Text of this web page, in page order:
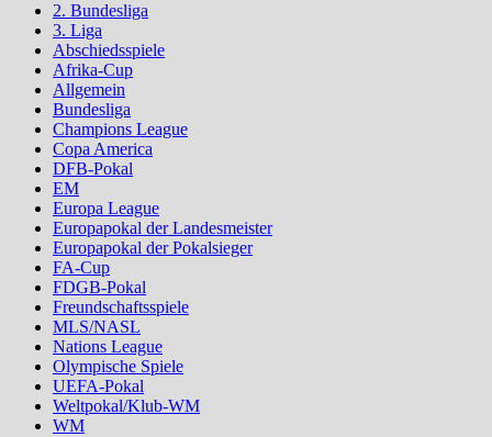
2. Bundesliga
3. Liga
Abschiedsspiele
Afrika-Cup
Allgemein
Bundesliga
Champions League
Copa America
DFB-Pokal
EM
Europa League
Europapokal der Landesmeister
Europapokal der Pokalsieger
FA-Cup
FDGB-Pokal
Freundschaftsspiele
MLS/NASL
Nations League
Olympische Spiele
UEFA-Pokal
Weltpokal/Klub-WM
WM